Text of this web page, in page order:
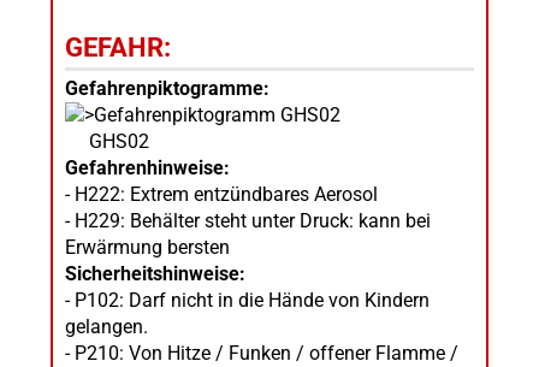
GEFAHR:
Gefahrenpiktogramme:
GHS02
Gefahrenhinweise:
- H222: Extrem entzündbares Aerosol
- H229: Behälter steht unter Druck: kann bei
Erwärmung bersten
Sicherheitshinweise:
- P102: Darf nicht in die Hände von Kindern
gelangen.
- P210: Von Hitze / Funken / offener Flamme /